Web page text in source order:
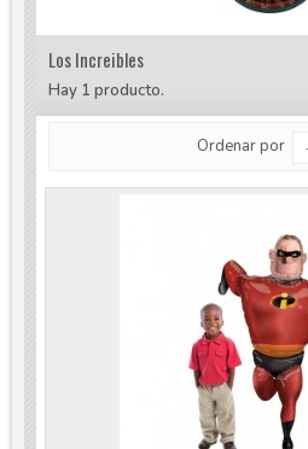
Los Increibles
Hay 1 producto.
Ordenar por